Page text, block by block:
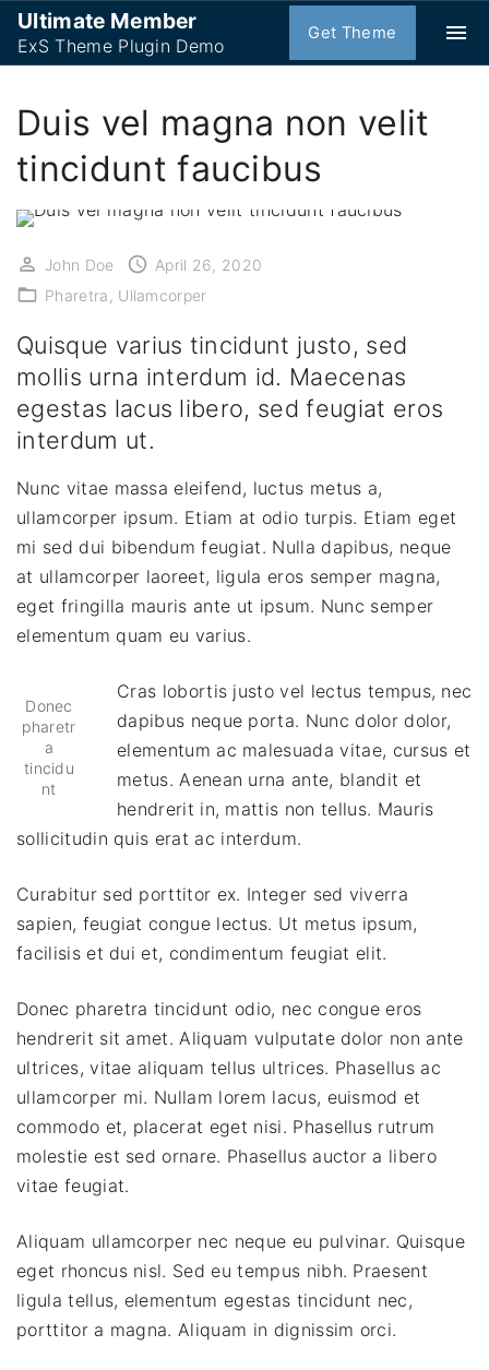
i
Ultimate Member
ExS Theme Plugin Demo
Get Theme
Duis vel magna non velit
tincidunt faucibus
John Doe
April 26, 2020
Pharetra
Ullamcorper
Quisque varius tincidunt justo, sed
mollis urna interdum id. Maecenas
egestas lacus libero, sed feugiat eros
interdum ut.
Nunc vitae massa eleifend, luctus metus a,
ullamcorper ipsum. Etiam at odio turpis. Etiam eget
mi sed dui bibendum feugiat. Nulla dapibus, neque
at ullamcorper laoreet, ligula eros semper magna,
eget fringilla mauris ante ut ipsum. Nunc semper
elementum quam eu varius.
Donec
pharetr
a
tincidu
nt
Cras lobortis justo vel lectus tempus, nec
dapibus neque porta. Nunc dolor dolor,
elementum ac malesuada vitae, cursus et
metus. Aenean urna ante, blandit et
hendrerit in, mattis non tellus. Mauris
sollicitudin quis erat ac interdum.
Curabitur sed porttitor ex. Integer sed viverra
sapien, feugiat congue lectus. Ut metus ipsum,
facilisis et dui et, condimentum feugiat elit.
Donec pharetra tincidunt odio, nec congue eros
hendrerit sit amet. Aliquam vulputate dolor non ante
ultrices, vitae aliquam tellus ultrices. Phasellus ac
ullamcorper mi. Nullam lorem lacus, euismod et
commodo et, placerat eget nisi. Phasellus rutrum
molestie est sed ornare. Phasellus auctor a libero
vitae feugiat.
Aliquam ullamcorper nec neque eu pulvinar. Quisque
eget rhoncus nisl. Sed eu tempus nibh. Praesent
ligula tellus, elementum egestas tincidunt nec,
porttitor a magna. Aliquam in dignissim orci.